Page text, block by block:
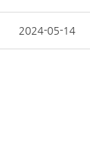
2024-05-14